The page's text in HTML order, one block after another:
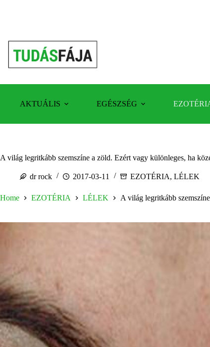
AKTUÁLIS EGÉSZSÉG
A világ legritkább szemszíne a zöld. Ezért vagy különleges, ha
dr rock 2017-03-11 EZOTÉRIA, LÉLEK
Home EZOTÉRIA LÉLEK A világ legritkább